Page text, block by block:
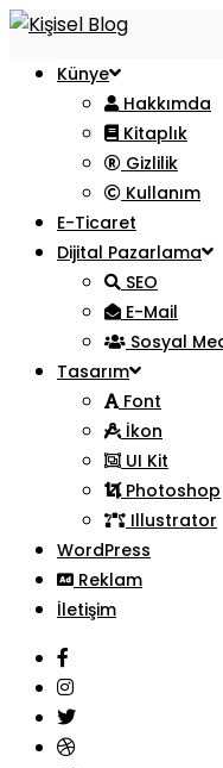
Künye
Hakkımda
Kitaplık
Gizlilik
Kullanım
E-Ticaret
Dijital Pazarlama
SEO
E-Mail
Sosyal
Tasarım
Font
İkon
UI Kit
Photoshop
Illustrator
WordPress
Reklam
İletişim